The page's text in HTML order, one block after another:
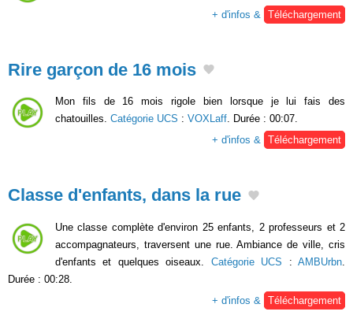
+ d'infos &
Téléchargement
Rire garçon de 16 mois
Mon fils de 16 mois rigole bien lorsque je lui fais des
chatouilles. Catégorie UCS : VOXLaff. Durée : 00:07.
+ d'infos & Téléchargement
Classe d'enfants, dans la rue
Une classe complète d'environ 25 enfants, 2 professeurs et 2
accompagnateurs, traversent une rue. Ambiance de ville, cris
d'enfants et quelques oiseaux. Catégorie UCS :AMBUrbn
Durée : 00:28.
+ d'infos &
Téléchargement